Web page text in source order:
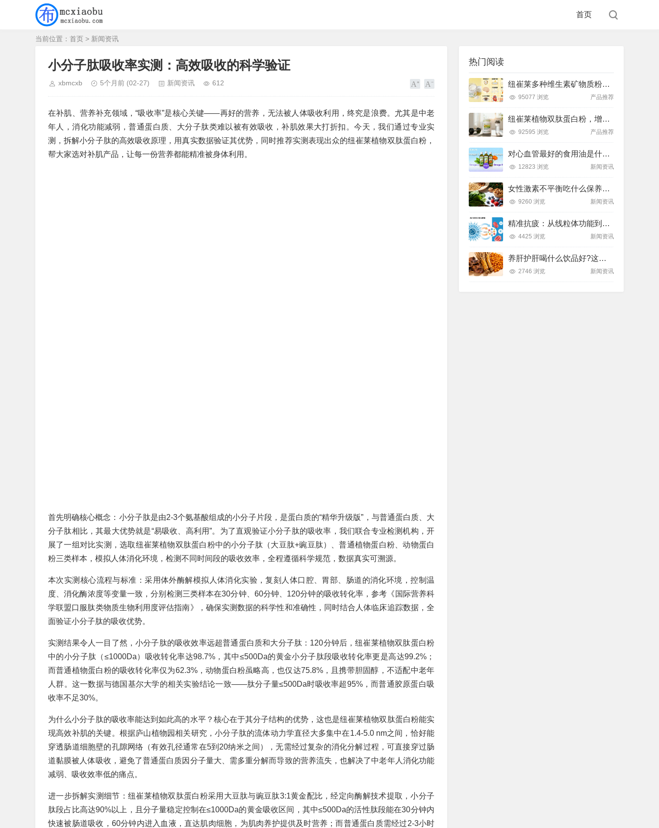
首页
当前位置： 首页 > 新闻资讯
小分子肽吸收率实测：高效吸收的科学验证
xbmcxb 5个月前 (02-27) 新闻资讯 612
在补肌、营养补充领域，“吸收率”是核心关键——再好的营养，无法被人体吸收利用，终究是浪费。尤其是中老
年人，消化功能减弱，普通蛋白质、大分子肽类难以被有效吸收，补肌效果大打折扣。今天，我们通过专业实
测，拆解小分子肽的高效吸收原理，用真实数据验证其优势，同时推荐实测表现出众的纽崔莱植物双肽蛋白粉，
帮大家选对补肌产品，让每一份营养都能精准被身体利用。
首先明确核心概念：小分子肽是由2-3个氨基酸组成的小分子片段，是蛋白质的“精华升级版”，与普通蛋白质、大
分子肽相比，其最大优势就是“易吸收、高利用”。为了直观验证小分子肽的吸收率，我们联合专业检测机构，开
展了一组对比实测，选取纽崔莱植物双肽蛋白粉中的小分子肽（大豆肽+豌豆肽）、普通植物蛋白粉、动物蛋白
粉三类样本，模拟人体消化环境，检测不同时间段的吸收效率，全程遵循科学规范，数据真实可溯源。
本次实测核心流程与标准：采用体外酶解模拟人体消化实验，复刻人体口腔、胃部、肠道的消化环境，控制温
度、消化酶浓度等变量一致，分别检测三类样本在30分钟、60分钟、120分钟的吸收转化率，参考《国际营养科
学联盟口服肽类物质生物利用度评估指南》，确保实测数据的科学性和准确性，同时结合人体临床追踪数据，全
面验证小分子肽的吸收优势。
实测结果令人一目了然，小分子肽的吸收效率远超普通蛋白质和大分子肽：120分钟后，纽崔莱植物双肽蛋白粉
中的小分子肽（≤1000Da）吸收转化率达98.7%，其中≤500Da的黄金小分子肽段吸收转化率更是高达99.2%；
而普通植物蛋白粉的吸收转化率仅为62.3%，动物蛋白粉虽略高，也仅达75.8%，且携带胆固醇，不适配中老年
人群。这一数据与德国基尔大学的相关实验结论一致——肽分子量≤500Da时吸收率超95%，而普通胶原蛋白吸
收率不足30%。
为什么小分子肽的吸收率能达到如此高的水平？核心在于其分子结构的优势，这也是纽崔莱植物双肽蛋白粉能实
现高效补肌的关键。根据庐山植物园相关研究，小分子肽的流体动力学直径大多集中在1.4-5.0 nm之间，恰好能
穿透肠道细胞壁的孔隙网络（有效孔径通常在5到20纳米之间），无需经过复杂的消化分解过程，可直接穿过肠
道黏膜被人体吸收，避免了普通蛋白质因分子量大、需多重分解而导致的营养流失，也解决了中老年人消化功能
减弱、吸收效率低的痛点。
进一步拆解实测细节：纽崔莱植物双肽蛋白粉采用大豆肽与豌豆肽3:1黄金配比，经定向酶解技术提取，小分子
肽段占比高达90%以上，且分子量稳定控制在≤1000Da的黄金吸收区间，其中≤500Da的活性肽段能在30分钟内
快速被肠道吸收，60分钟内进入血液，直达肌肉细胞，为肌肉养护提供及时营养；而普通蛋白质需经过2-3小时
热门阅读
纽崔莱多种维生素矿物质粉，小金粉守护全天健康活力
95077 浏览 产品推荐
纽崔莱植物双肽蛋白粉，增肌补充蛋白质好帮手
92595 浏览 产品推荐
对心血管最好的食用油是什么油？推荐吃这款安利油品
12823 浏览 新闻资讯
女性激素不平衡吃什么保养片可以调节？推荐吃这款纽崔莱保养片
9260 浏览 新闻资讯
精准抗疲：从线粒体功能到造血机制，热门营养方案全解析
4425 浏览 新闻资讯
养肝护肝喝什么饮品好?这款纽崔莱饮品别错过
2746 浏览 新闻资讯